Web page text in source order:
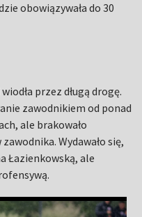
obowiązywała do 30
przez długą drogę.
zawodnikiem od ponad
ale brakowało
Wydawało się,
Łazienkowską, ale